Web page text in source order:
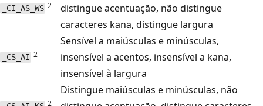
_CI_AS_WS 2
distingue acentuação, não distingue
caracteres kana, distingue largura
_CS_AI 2
Sensível a maiúsculas e minúsculas,
insensível a acentos, insensível a kana,
insensível à largura
2
Distingue maiúsculas e minúsculas, não